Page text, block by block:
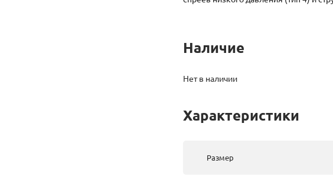
Наличие
Нет в наличии
Характеристики
Размер